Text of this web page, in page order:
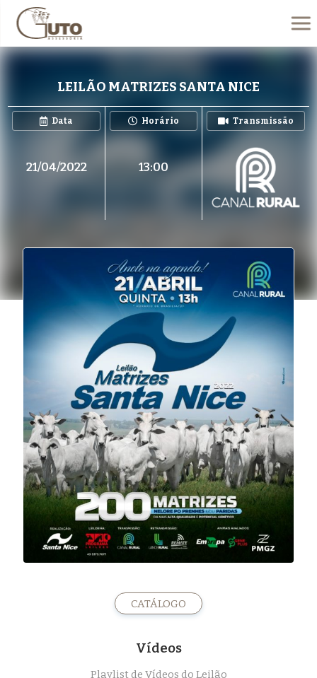
LEILÃO MATRIZES SANTA NICE
Data
21/04/2022
Horário
13:00
Transmissão
CATÁLOGO
Vídeos
Playlist de Vídeos do Leilão